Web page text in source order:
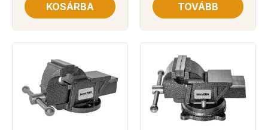
KOSÁRBA TOVÁBB